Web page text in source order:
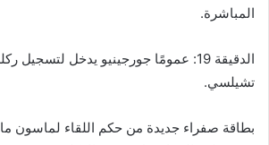
المباشرة.
الدقيقة 19: عمومًا جورجينيو يدخل
تشيلسي.
بطاقة صفراء جديدة من حكم اللقاء لماسون